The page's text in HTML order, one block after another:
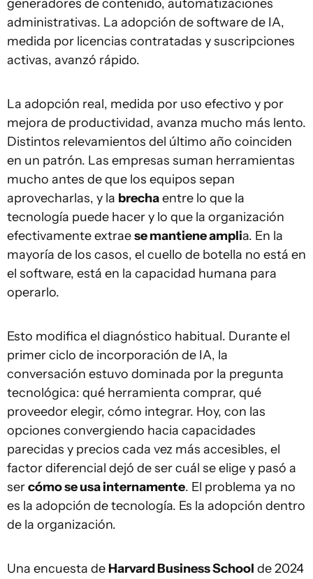
generadores de contenido, automatizaciones
administrativas. La adopción de software de IA,
medida por licencias contratadas y suscripciones
activas, avanzó rápido.
La adopción real, medida por uso efectivo y por
mejora de productividad, avanza mucho más lento.
Distintos relevamientos del último año coinciden
en un patrón. Las empresas suman herramientas
mucho antes de que los equipos sepan
aprovecharlas, y la brechaentre lo que la
tecnología puede hacer y lo que la organización
efectivamente extraese mantiene amplia. En la
mayoría de los casos, el cuello de botella no está en
el software, está en la capacidad humana para
operarlo.
Esto modifica el diagnóstico habitual. Durante el
primer ciclo de incorporación de IA, la
conversación estuvo dominada por la pregunta
tecnológica: qué herramienta comprar, qué
proveedor elegir, cómo integrar. Hoy, con las
opciones convergiendo hacia capacidades
parecidas y precios cada vez más accesibles, el
factor diferencial dejó de ser cuál se elige y pasó a
sercómo se usa internamente. El problema ya no
es la adopción de tecnología. Es la adopción dentro
de la organización.
Una encuesta de Harvard Business School de 2024